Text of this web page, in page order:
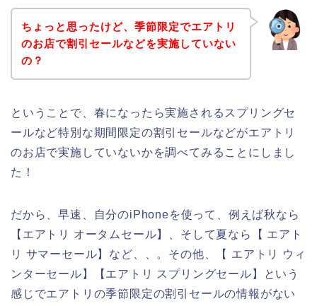
ちょっと思ったけど、季節限定でエアトリ
のお店で割引セールなどを実施していない
の？
ということで、春になったら実施されるスプリングセ
ールなど特別な期間限定の割引セールなどがエアトリ
のお店で実施していないかを調べてみることにしまし
た！
だから、早速、自分のiPhoneを使って、例えば秋なら
【エアトリ オータムセール】、そして夏なら【 エアト
リ サマーセール】など、、。その他、【 エアトリ ウィ
ンターセール】【エアトリ スプリングセール】という
感じでエアトリの季節限定の割引セールの情報がない